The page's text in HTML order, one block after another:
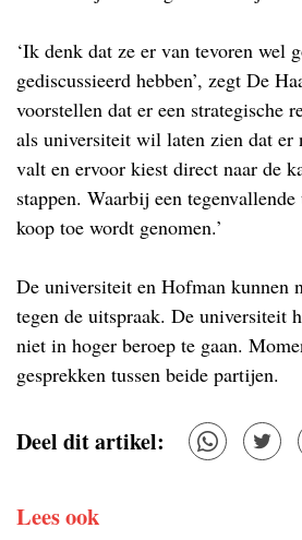
‘Ik denk dat ze er van tevoren wel
gediscussieerd hebben’, zegt De
voorstellen dat er een strategische
als universiteit wil laten zien dat er
valt en ervoor kiest direct naar de
stappen. Waarbij een
koop toe wordt genomen.’
De universiteit en Hofman kunnen
tegen de uitspraak. De universiteit
niet in hoger beroep te gaan.
gesprekken tussen beide partijen.
Deel dit artikel:
Lees ook